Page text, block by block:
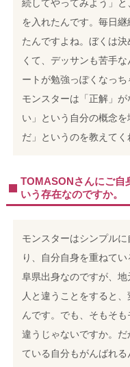
続してやってみよう」
を入れたんです。毎日
たんですよね。ぼくは
くて、デッサンも苦手
ートが勉強っぽくなっ
モンスターは「正解」
い」という自分の概念
だ」というのを教えてく
TOMASONさんにご自
いう存在なのですか。
モンスターはシンプル
り、自分自身を重ねて
阜県出身なのですが、地
人と違うことをすると
んです。でも、そもそ
違うじゃないですか。
ている自分もがんばれる